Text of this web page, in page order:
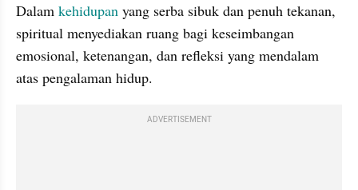
Dalam kehidupan yang serba sibuk dan penuh tekanan,
spiritual menyediakan ruang bagi keseimbangan
emosional, ketenangan, dan refleksi yang mendalam
atas pengalaman hidup.
ADVERTISEMENT